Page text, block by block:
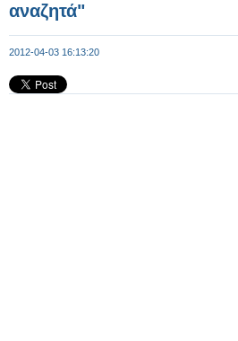
αναζητά"
2012-04-03 16:13:20